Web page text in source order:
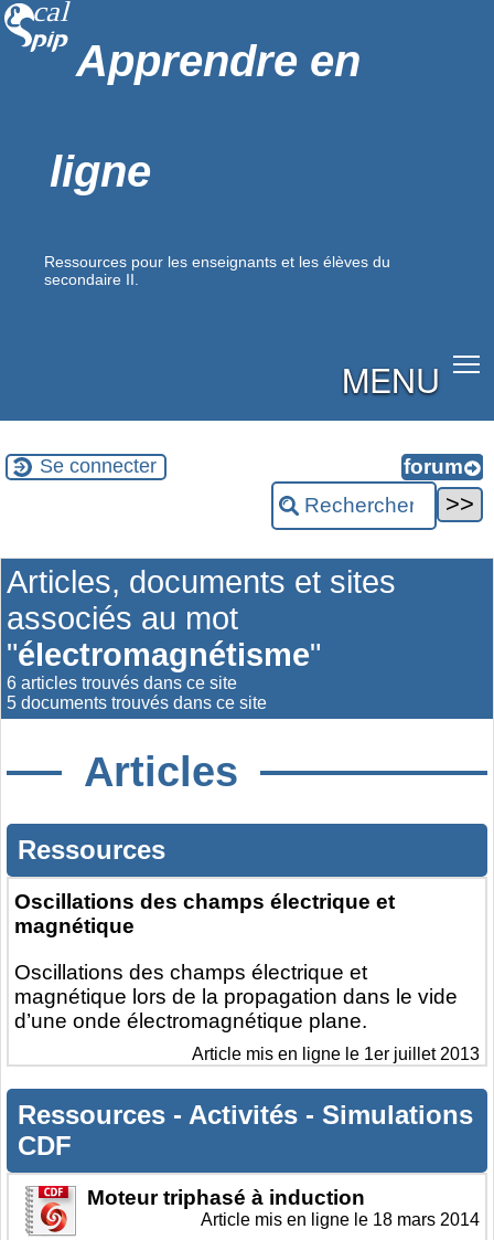
Apprendre en
ligne
Ressources pour les enseignants et les élèves du
secondaire II.
MENU
Se connecter
Articles, documents et sites
associés au mot
"électromagnétisme"
6 articles trouvés dans ce site
5 documents trouvés dans ce site
Articles
Ressources
Oscillations des champs électrique et
magnétique
Oscillations des champs électrique et
magnétique lors de la propagation dans le vide
d’une onde électromagnétique plane.
Article mis en ligne le 1er juillet 2013
Ressources - Activités - Simulations
CDF
Moteur triphasé à induction
Article mis en ligne le 18 mars 2014